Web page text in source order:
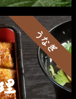
うなぎ